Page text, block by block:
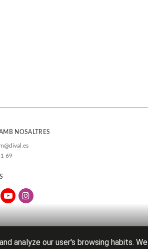
NOSALTRES
69
analyze our user's browsing habits. We